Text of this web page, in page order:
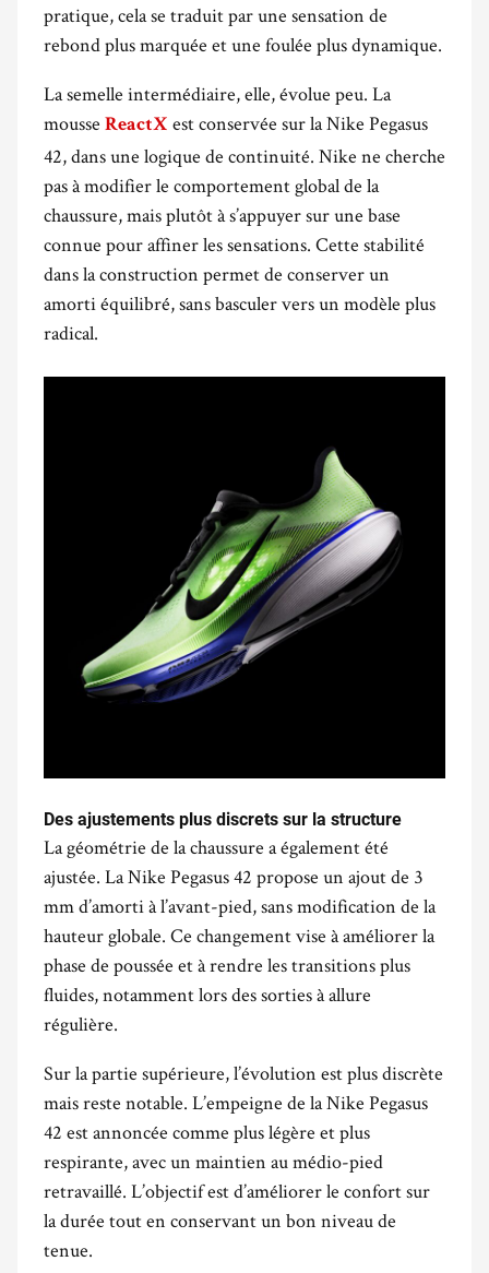
pratique, cela se traduit par une sensation de
rebond plus marquée et une foulée plus dynamique.
La semelle intermédiaire, elle, évolue peu. La
mousse ReactX est conservée sur la Nike Pegasus
42, dans une logique de continuité. Nike ne cherche
pas à modifier le comportement global de la
chaussure, mais plutôt à s’appuyer sur une base
connue pour affiner les sensations. Cette stabilité
dans la construction permet de conserver un
amorti équilibré, sans basculer vers un modèle plus
radical.
Des ajustements plus discrets sur la structure
La géométrie de la chaussure a également été
ajustée. La Nike Pegasus 42 propose un ajout de 3
mm d’amorti à l’avant-pied, sans modification de la
hauteur globale. Ce changement vise à améliorer la
phase de poussée et à rendre les transitions plus
fluides, notamment lors des sorties à allure
régulière.
Sur la partie supérieure, l’évolution est plus discrète
mais reste notable. L’empeigne de la Nike Pegasus
42 est annoncée comme plus légère et plus
respirante, avec un maintien au médio-pied
retravaillé. L’objectif est d’améliorer le confort sur
la durée tout en conservant un bon niveau de
tenue.